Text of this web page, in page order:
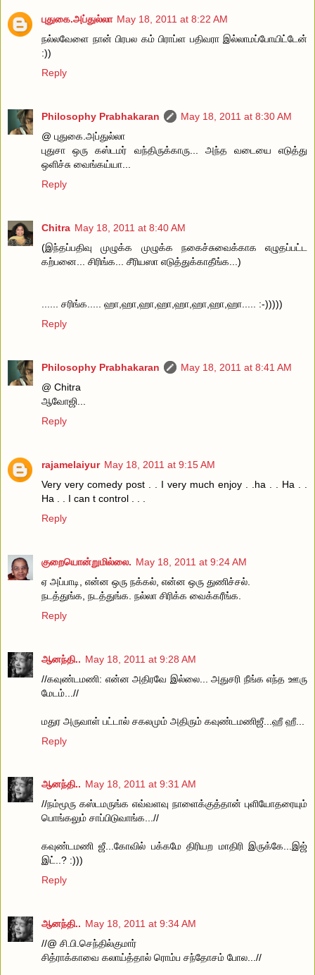
புதுகை.அப்துல்லா May 18, 2011 at 8:22 AM
நல்லவேளை நான் பிரபல கம் பிராப்ள பதிவரா இல்லாமப்போயிட்டேன்
:))
Reply
Philosophy Prabhakaran
May 18, 2011 at 8:30 AM
@ புதுகை.அப்துல்லா
புதுசா ஒரு கஸ்டமர் வந்திருக்காரு... அந்த வடையை எடுத்து
ஒளிச்சு வைங்கய்யா...
Reply
Chitra May 18, 2011 at 8:40 AM
(இந்தப்பதிவு முழுக்க முழுக்க நகைச்சுவைக்காக எழுதப்பட்ட
கற்பனை... சிரிங்க... சீரியஸா எடுத்துக்காதீங்க...)
...... சரிங்க..... ஹா,ஹா,ஹா,ஹா,ஹா,ஹா,ஹா,ஹா..... :-)))))
Reply
Philosophy Prabhakaran
May 18, 2011 at 8:41 AM
@ Chitra
ஆவோஜி...
Reply
rajamelaiyur May 18, 2011 at 9:15 AM
Very very comedy post . . I very much enjoy . .ha . . Ha . .
Ha . . I can t control . . .
Reply
குறையொன்றுமில்லை. May 18, 2011 at 9:24 AM
ஏ அப்பாடி, என்ன ஒரு நக்கல், என்ன ஒரு துணிச்சல்.
நடத்துங்க, நடத்துங்க. நல்லா சிரிக்க வைக்கரீங்க.
Reply
ஆனந்தி.. May 18, 2011 at 9:28 AM
//கவுண்டமணி: என்ன அதிரவே இல்லை... அதுசரி நீங்க எந்த ஊரு
மேடம்...//
மதுர அருவாள் பட்டால் சகலமும் அதிரும் கவுண்டமணிஜீ...ஹீ ஹீ...
Reply
ஆனந்தி.. May 18, 2011 at 9:31 AM
//நம்மூரு கஸ்டமருங்க எவ்வளவு நாளைக்குத்தான் புளியோதரையும்
பொங்கலும் சாப்பிடுவாங்க...//
கவுண்டமணி ஜீ...கோவில் பக்கமே திரியற மாதிரி இருக்கே...இஜ்
இட்..? :)))
Reply
ஆனந்தி.. May 18, 2011 at 9:34 AM
//@ சி.பி.செந்தில்குமார்
சித்ராக்காவை கலாய்த்தால் ரொம்ப சந்தோசம் போல...//